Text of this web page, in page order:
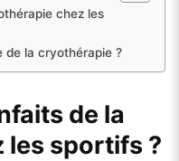
chez les
de la cryothérapie ?
de la
les sportifs ?